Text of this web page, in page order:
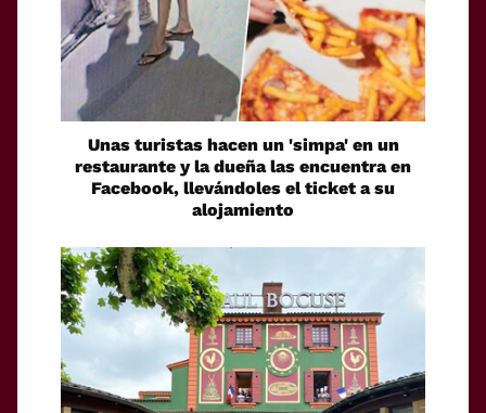
Unas turistas hacen un 'simpa' en un
restaurante y la dueña las encuentra en
Facebook, llevándoles el ticket a su
alojamiento